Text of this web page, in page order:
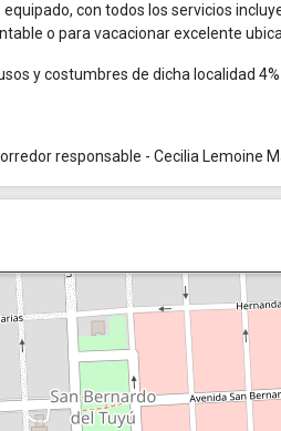
con todos los servicios
o para vacacionar excelente
y costumbres de dicha localidad
responsable - Cecilia Lemoine